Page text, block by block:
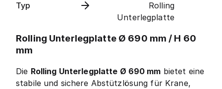
Typ
Rolling
Unterlegplatte
Rolling Unterlegplatte Ø 690 mm / H 60
mm
Die Rolling Unterlegplatte Ø 690 mm bietet eine
stabile und sichere Abstützlösung für Krane,